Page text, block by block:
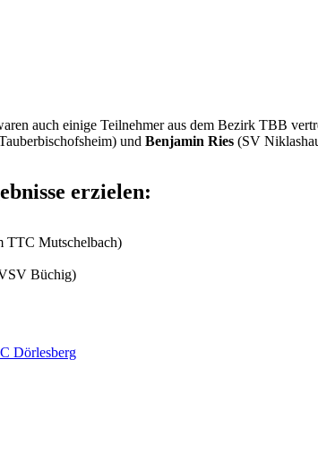
auch einige Teilnehmer aus dem Bezirk TBB
und Benjamin Ries (SV
erzielen:
TTC Mutschelbach)
Büchig)
Dörlesberg